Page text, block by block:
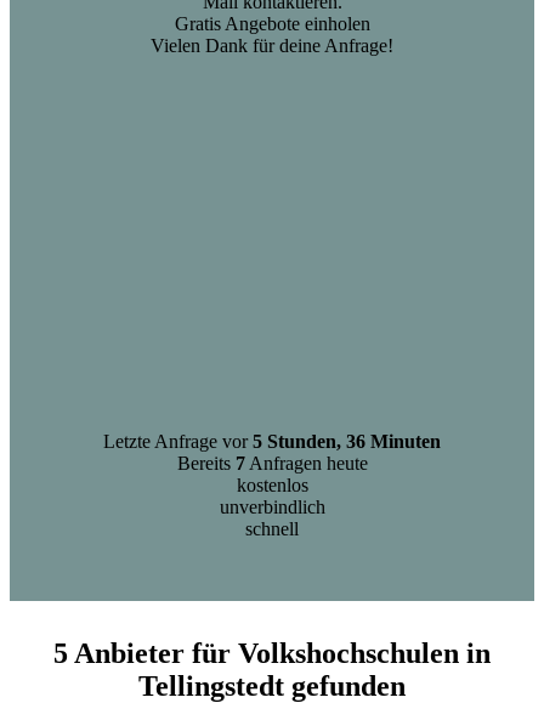
Gratis Angebote einholen
Vielen Dank für deine Anfrage!
Letzte Anfrage vor5 Stunden, 36 Minuten
Bereits 7Anfragen heute
kostenlos
unverbindlich
schnell
5 Anbieter für Volkshochschulen in
Tellingstedt gefunden